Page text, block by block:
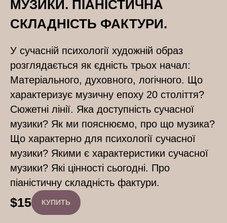
МУЗИКИ. ПІАНІСТИЧНА
СКЛАДНІСТЬ ФАКТУРИ.
У сучасній психології художній образ
розглядається як єдність трьох начал:
Матеріального, духовного, логічного. Що
характеризує музичну епоху 20 століття?
Сюжетні лінії. Яка доступність сучасної
музики? Як ми пояснюємо, про що музика?
Що характерно для психології сучасної
музики? Якими є характеристики сучасної
музики? Які цінності сьогодні. Про
піаністичну складність фактури.
$15 КУПИТЬ